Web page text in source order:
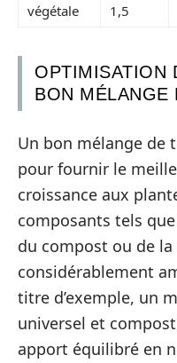
végétale
1,5
OPTIMISATION
BON MÉLANGE
Un bon mélange de
pour fournir le
croissance aux
composants tels
du compost ou de
considérablement
titre d’exemple, un
universel et
apport équilibré en